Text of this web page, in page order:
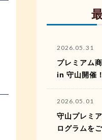
2026.05.31
プレミアム
in 守山開催！
2026.05.01
守山プレミ
ログラムを